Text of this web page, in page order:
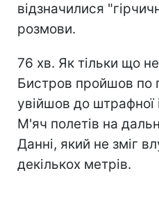
відзначилися
розмови.
76 хв. Як тільки що
Бистров пройшов по
увійшов до штрафної
М'яч полетів на
Данні, який не зміг
декількох метрів.